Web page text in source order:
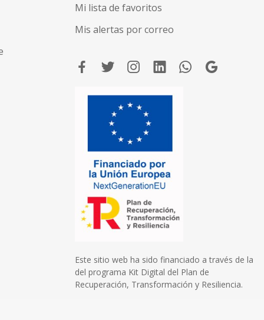
Mi lista de favoritos
Mis alertas por correo
Este sitio web ha sido financiado a través de la
del programa Kit Digital del Plan de
Recuperación, Transformación y Resiliencia.